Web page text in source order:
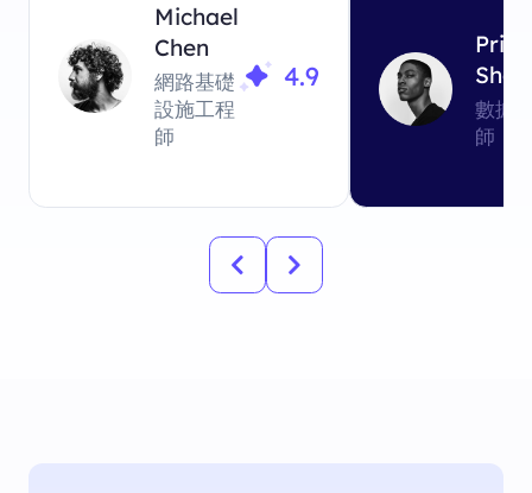
Michael
Chen
網路基礎
設施工程
師
4.9
Priya
數據
師